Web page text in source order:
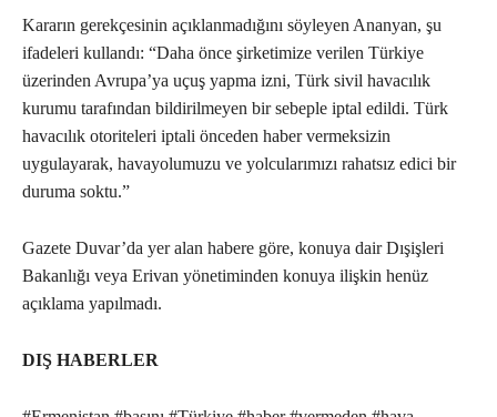
Kararın gerekçesinin açıklanmadığını söyleyen Ananyan, şu
ifadeleri kullandı: “Daha önce şirketimize verilen Türkiye
üzerinden Avrupa’ya uçuş yapma izni, Türk sivil havacılık
kurumu tarafından bildirilmeyen bir sebeple iptal edildi. Türk
havacılık otoriteleri iptali önceden haber vermeksizin
uygulayarak, havayolumuzu ve yolcularımızı rahatsız edici bir
duruma soktu.”
Gazete Duvar’da yer alan habere göre, konuya dair Dışişleri
Bakanlığı veya Erivan yönetiminden konuya ilişkin henüz
açıklama yapılmadı.
DIŞ HABERLER